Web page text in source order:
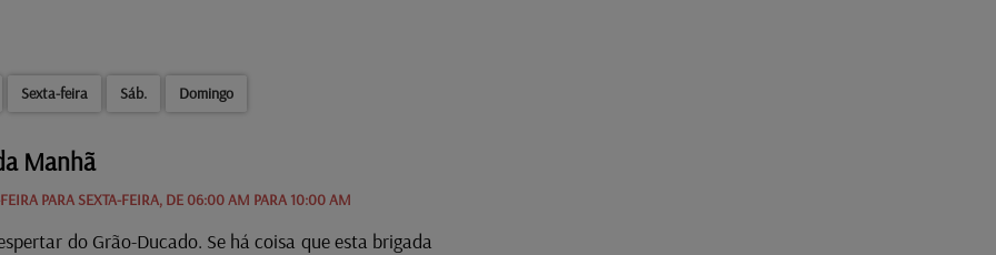
Sexta-feira Sáb. Domingo
Manhã
PARA SEXTA-FEIRA, DE 06:00 AM PARA 10:00 AM
do Grão-Ducado. Se há coisa que esta brigada